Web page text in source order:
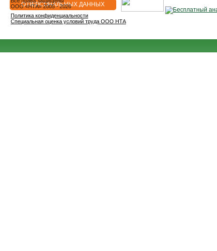
О ПЕРСОНАЛЬНЫХ ДАННЫХ
OOO «НТА» 2005 - 2026
Политика конфиденциальности
Специальная оценка условий труда ООО НТА